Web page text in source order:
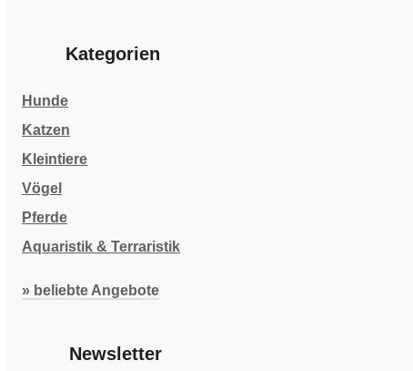
Kategorien
Hunde
Katzen
Kleintiere
Vögel
Pferde
Aquaristik & Terraristik
» beliebte Angebote
Newsletter